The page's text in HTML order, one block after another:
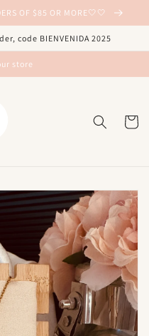
OF $85 OR MORE🤍🤍
code BIENVENIDA 2025
store
Carrito